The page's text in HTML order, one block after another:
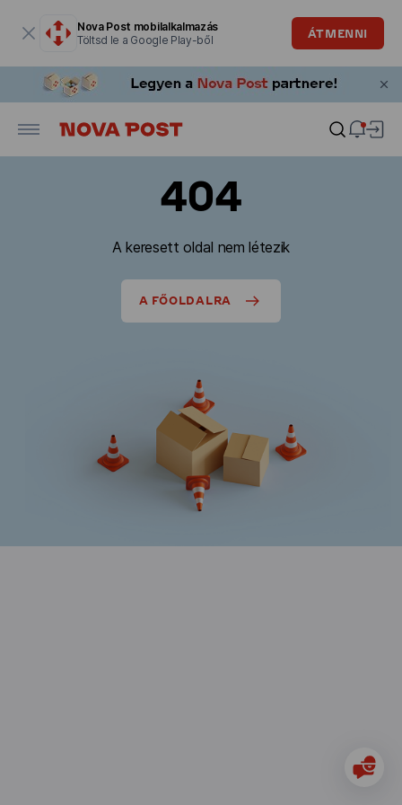
Nova Post mobilalkalmazás
Töltsd le a Google Play-ből
ÁTMENNI
404
A keresett oldal nem létezik
A FŐOLDALRA